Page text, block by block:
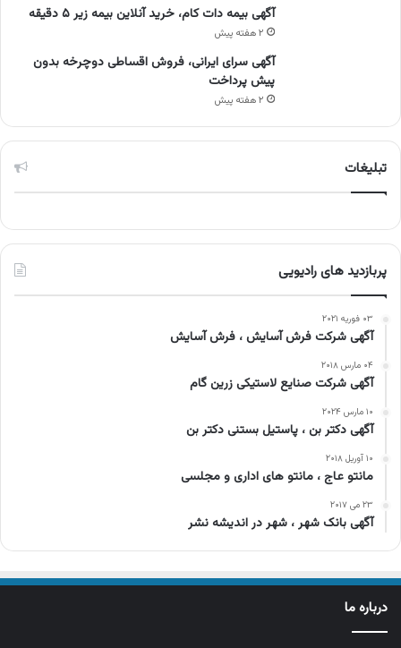
آگهی بیمه دات کام، خرید آنلاین بیمه زیر ۵ دقیقه
۲ هفته پیش
آگهی سرای ایرانی، فروش اقساطی دوچرخه بدون
پیش پرداخت
۲ هفته پیش
تبلیغات
پربازدید های رادیویی
۰۳ فوریه ۲۰۲۱
آگهی شرکت فرش آسایش ، فرش آسایش
۰۴ مارس ۲۰۱۸
آگهی شرکت صنایع لاستیکی زرین گام
۱۰ مارس ۲۰۲۴
آگهی دکتر بن ، پاستیل بستنی دکتر بن
۱۰ آوریل ۲۰۱۸
مانتو عاج ، مانتو های اداری و مجلسی
۲۳ می ۲۰۱۷
آگهی بانک شهر ، شهر در اندیشه نشر
درباره ما